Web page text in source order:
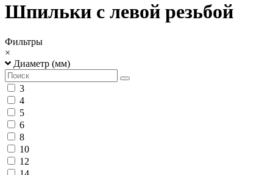
Шпильки с левой резьбой
Фильтры
×
Диаметр (мм)
3
4
5
6
8
10
12